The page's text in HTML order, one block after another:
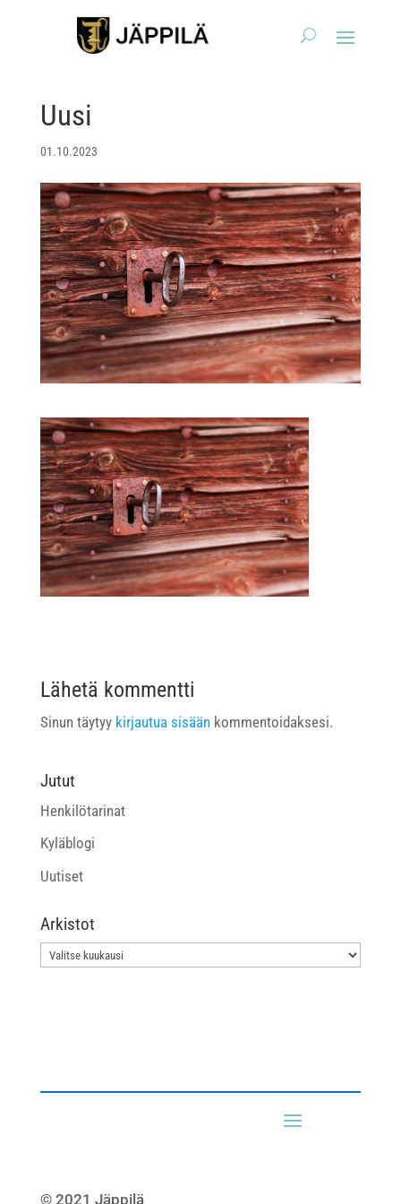
Uusi
01.10.2023
Lähetä kommentti
Sinun täytyy kirjautua sisäänkommentoidaksesi.
Jutut
Henkilötarinat
Kyläblogi
Uutiset
Arkistot
Arkistot
© 2021 Jäppilä